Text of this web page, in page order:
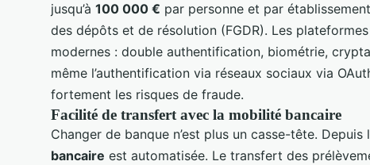
jusqu’à 100 000 € par personne et par
des dépôts et de résolution (FGDR). Les
modernes : double authentification, biométrie,
même l’authentification via réseaux sociaux via
fortement les risques de fraude.
Facilité de transfert avec la mobilité bancaire
Changer de banque n’est plus un casse-tête. Depuis
bancaire est automatisée. Le transfert des